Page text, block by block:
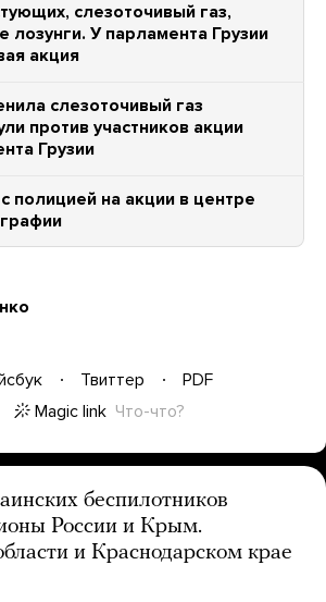
слезоточивый газ,
лозунги. У парламента Грузии
акция
слезоточивый газ
против участников акции
Грузии
полицией на акции в центре
Твиттер
PDF
Magic link Что-что?
беспилотников
России и Крым.
и Краснодарском крае